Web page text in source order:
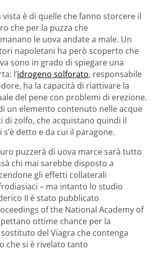
vista è di quelle che fanno storcere il
che per la puzza che
le uova andate a male. Un
napoletani ha però scoperto che
sono in grado di spiegare una
l’idrogeno solforato, responsabile
ha la capacità di riattivare la
del pene con problemi di erezione.
un elemento contenuto nelle acque
di zolfo, che acquistano quindi il
detto e da cui il paragone.
puzzerà di uova marce sarà tutto
chi mai sarebbe disposto a
gli effetti collaterali
– ma intanto lo studio
II è stato pubblicato
of the National Academy of
ottime chance per la
del Viagra che contenga
che si è rivelato tanto